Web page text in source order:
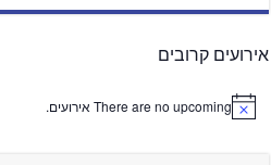
אירועים קרובים
There are no upcoming אירועים.